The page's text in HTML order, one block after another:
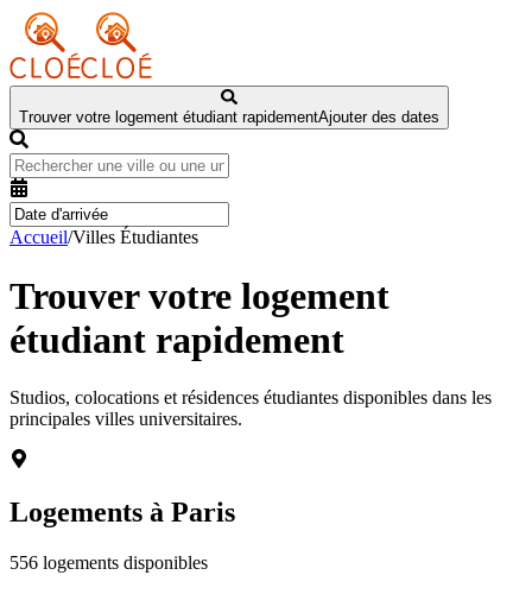
Trouver votre logement étudiant rapidementAjouter des dates
Accueil/Villes Étudiantes
Trouver votre logement
étudiant rapidement
Studios, colocations et résidences étudiantes disponibles dans les
principales villes universitaires.
Logements à Paris
556 logements disponibles